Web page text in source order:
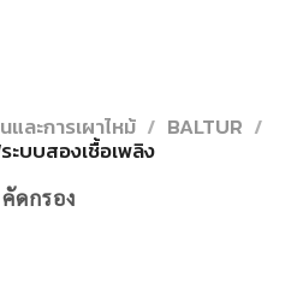
ละการเผาไหม้ / BALTUR /
ะบบสองเชื้อเพลิง
คัดกรอง